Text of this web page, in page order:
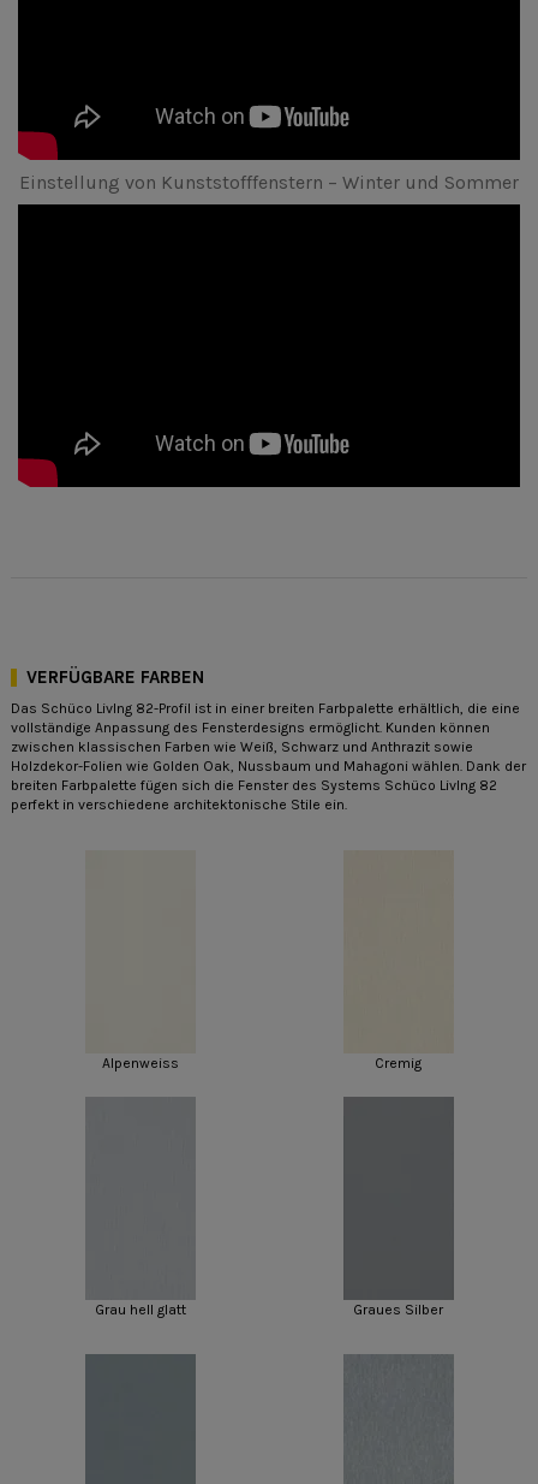
Einstellung von Kunststofffenstern – Winter und Sommer
VERFÜGBARE FARBEN
Das Schüco LivIng 82-Profil ist in einer breiten Farbpalette erhältlich, die eine
vollständige Anpassung des Fensterdesigns ermöglicht. Kunden können
zwischen klassischen Farben wie Weiß, Schwarz und Anthrazit sowie
Holzdekor-Folien wie Golden Oak, Nussbaum und Mahagoni wählen. Dank der
breiten Farbpalette fügen sich die Fenster des Systems Schüco LivIng 82
perfekt in verschiedene architektonische Stile ein.
Alpenweiss Cremig
Grau hell glatt Graues Silber